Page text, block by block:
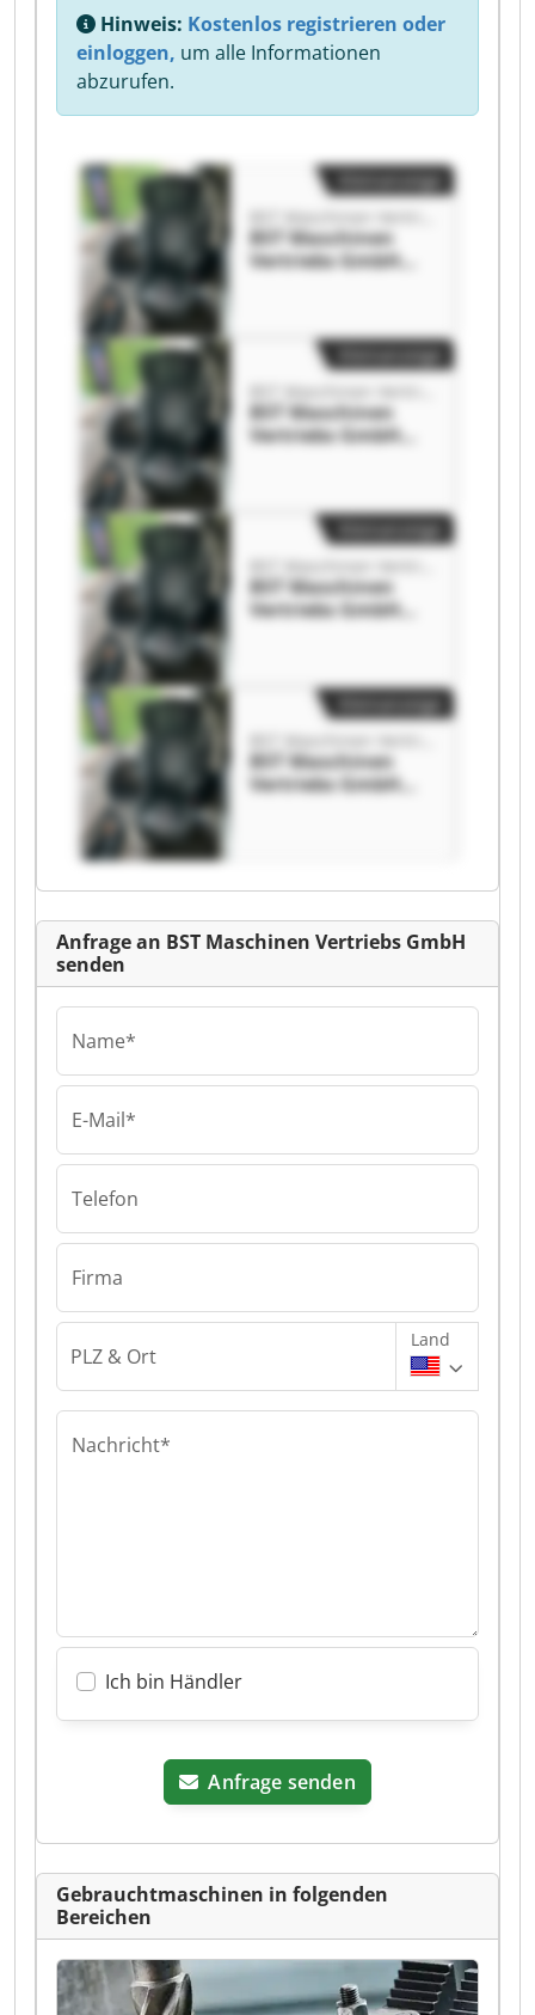
Hinweis: Kostenlos registrieren oder
einloggen, um alle Informationen
abzurufen.
BST Maschinen
Vertriebs GmbH
BST Maschinen
Vertriebs GmbH
Kleinanzeige
BST Maschinen
Vertriebs GmbH
Kleinanzeige
BST Maschinen
Vertriebs GmbH
Kleinanzeige
Anfrage an BST Maschinen Vertriebs GmbH
senden
Name*
E-Mail*
Telefon
Firma
PLZ & Ort
Land
Nachricht*
Ich bin Händler
Anfrage senden
Gebrauchtmaschinen in folgenden
Bereichen